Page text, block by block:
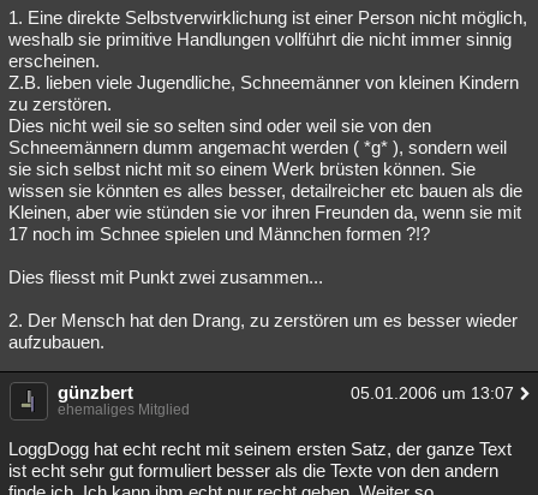
1. Eine direkte Selbstverwirklichung ist einer Person nicht möglich,
weshalb sie primitive Handlungen vollführt die nicht immer sinnig
erscheinen.
Z.B. lieben viele Jugendliche, Schneemänner von kleinen Kindern
zu zerstören.
Dies nicht weil sie so selten sind oder weil sie von den
Schneemännern dumm angemacht werden ( *g* ), sondern weil
sie sich selbst nicht mit so einem Werk brüsten können. Sie
wissen sie könnten es alles besser, detailreicher etc bauen als die
Kleinen, aber wie stünden sie vor ihren Freunden da, wenn sie mit
17 noch im Schnee spielen und Männchen formen ?!?
Dies fliesst mit Punkt zwei zusammen...
2. Der Mensch hat den Drang, zu zerstören um es besser wieder
aufzubauen.
günzbert 05.01.2006 um 13:07
ehemaliges Mitglied
LoggDogg hat echt recht mit seinem ersten Satz, der ganze Text
ist echt sehr gut formuliert besser als die Texte von den andern